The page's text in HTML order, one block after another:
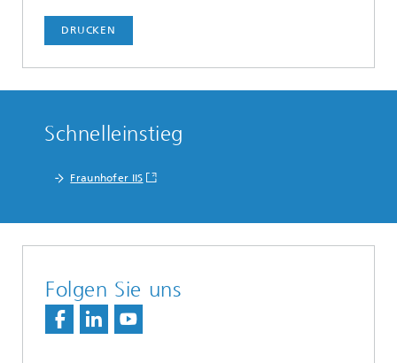
DRUCKEN
Schnelleinstieg
Fraunhofer IIS
Folgen Sie uns